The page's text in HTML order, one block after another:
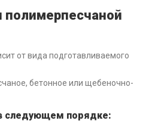
полимерпесчаной
от вида подготавливаемого
бетонное или щебеночно-
следующем порядке: